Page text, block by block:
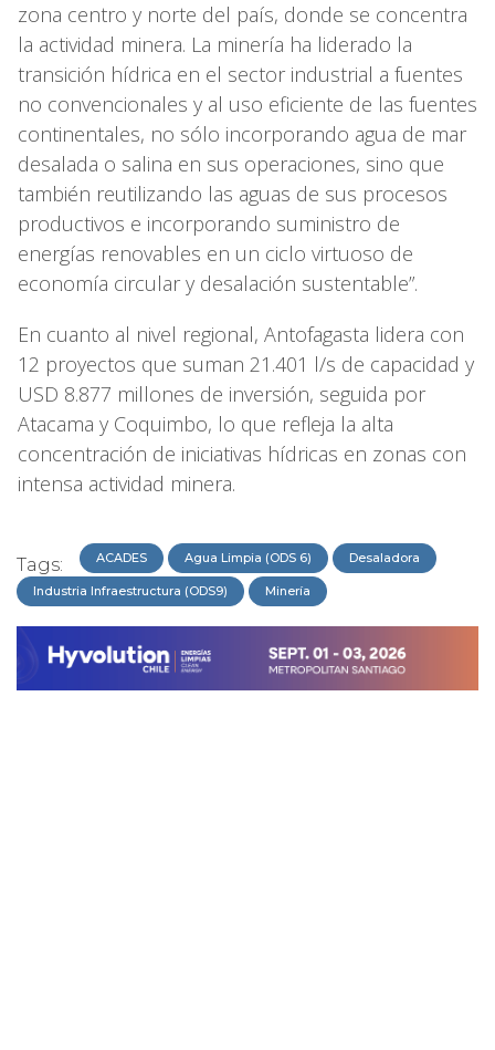
zona centro y norte del país, donde se concentra
la actividad minera. La minería ha liderado la
transición hídrica en el sector industrial a fuentes
no convencionales y al uso eficiente de las fuentes
continentales, no sólo incorporando agua de mar
desalada o salina en sus operaciones, sino que
también reutilizando las aguas de sus procesos
productivos e incorporando suministro de
energías renovables en un ciclo virtuoso de
economía circular y desalación sustentable”.
En cuanto al nivel regional, Antofagasta lidera con
12 proyectos que suman 21.401 l/s de capacidad y
USD 8.877 millones de inversión, seguida por
Atacama y Coquimbo, lo que refleja la alta
concentración de iniciativas hídricas en zonas con
intensa actividad minera.
Tags: ACADES Agua Limpia (ODS 6) Desaladora
Industria Infraestructura (ODS9) Minería